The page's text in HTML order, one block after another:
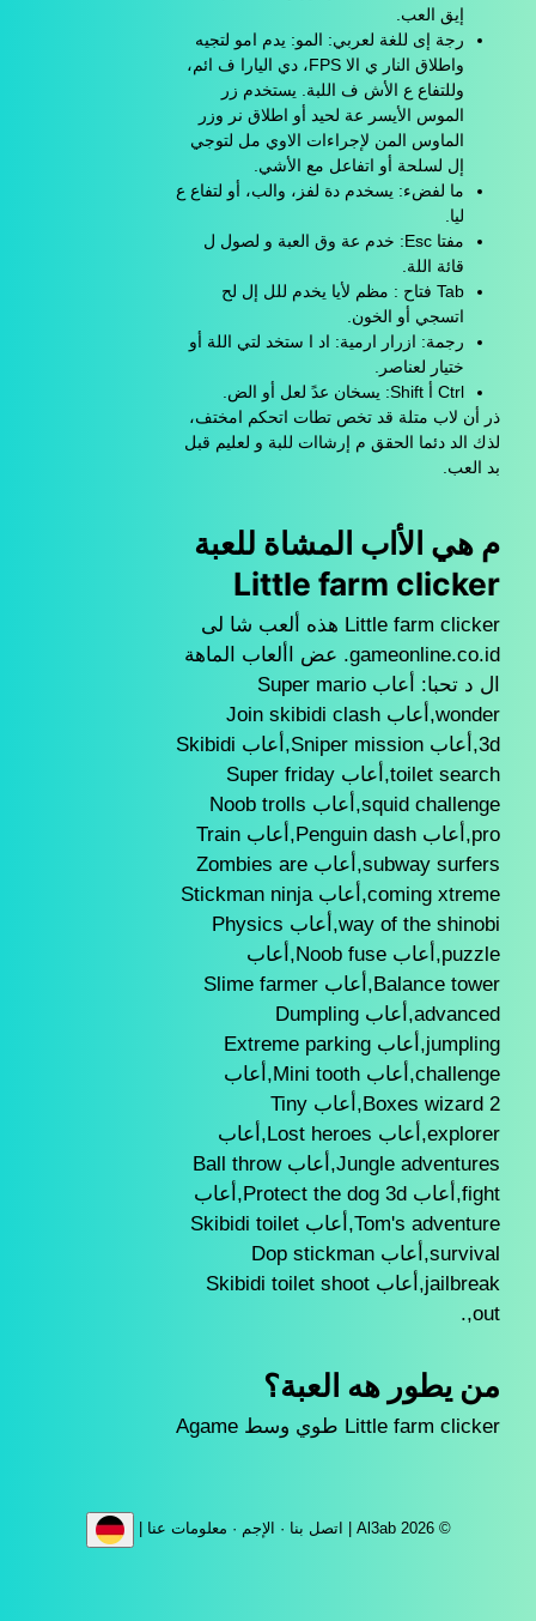
إيق العب.
رجة إى للغة لعربي: المو: يدم امو لتجيه
واطلاق النار ي الا FPS، دي اليارا ف ائم،
وللتفاع ع الأش ف اللبة. يستخدم زر
الموس الأيسر عة لحيد أو اطلاق نر وزر
الماوس المن لإجراءات الاوي مل لتوجي
إل لسلحة أو اتفاعل مع الأشي.
ما لفضء: يسخدم دة لفز، والب، أو لتفاع ع
ليا.
مفتا Esc: خدم عة وق العبة و لصول ل
قائة اللة.
Tab فتاح : مظم لأيا يخدم للل إل لح
اتسجي أو الخون.
رجمة: ازرار ارمية: اد ا ستخد لتي اللة أو
ختيار لعناصر.
Ctrl أ Shift: يسخان عدً لعل أو الض.
ذر أن لاب متلة قد تخص تطات اتحكم امختف،
لذك الد دئما الحقق م إرشاات للبة و لعليم قبل
بد العب.
م هي الأاب المشاة للعبة
Little farm clicker
Little farm clicker هذه ألعب شا لى
gameonline.co.id. عض األعاب الماهة
ال د تحبا: أعاب Super mario
wonder,أعاب Join skibidi clash
3d,أعاب Sniper mission,أعاب Skibidi
toilet search,أعاب Super friday
squid challenge,أعاب Noob trolls
pro,أعاب Penguin dash,أعاب Train
subway surfers,أعاب Zombies are
coming xtreme,أعاب Stickman ninja
way of the shinobi,أعاب Physics
puzzle,أعاب Noob fuse,أعاب
Balance tower,أعاب Slime farmer
advanced,أعاب Dumpling
jumpling,أعاب Extreme parking
challenge,أعاب Mini tooth,أعاب
Boxes wizard 2,أعاب Tiny
explorer,أعاب Lost heroes,أعاب
Jungle adventures,أعاب Ball throw
fight,أعاب Protect the dog 3d,أعاب
Tom's adventure,أعاب Skibidi toilet
survival,أعاب Dop stickman
jailbreak,أعاب Skibidi toilet shoot
out,.
من يطور هه العبة؟
Little farm clicker طوي وسط Agame
© Al3ab 2026 | اتصل بنا · الإجم · معلومات عنا |